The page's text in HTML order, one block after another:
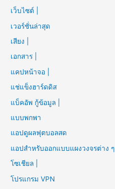
เว็บไซต์ |
เวอร์ชั่นล่าสุด
เสียง |
เอกสาร |
แคปหน้าจอ |
แช่แข็งฮาร์ดดิส
แบ็คอัพ กู้ข้อมูล |
แบบพกพา
แอปดูผลฟุตบอลสด
แอปสำหรับออกแบบแผงวงจรต่าง ๆ
โซเชียล |
โปรแกรม VPN